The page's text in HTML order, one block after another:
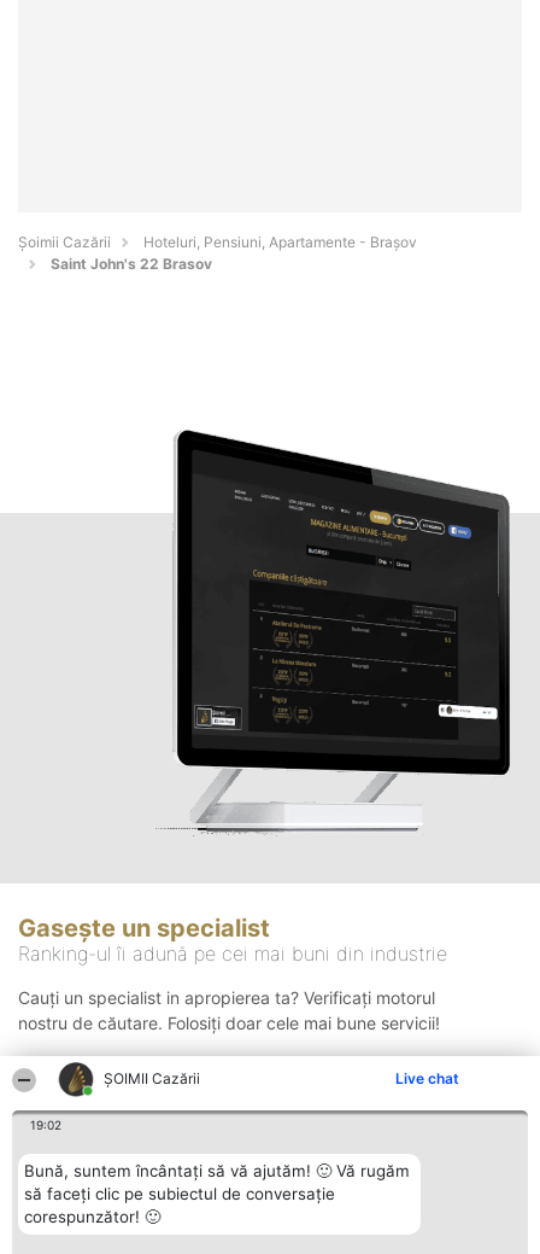
ȘOIMII Cazării Live chat
19:02
Bună, suntem încântați să vă ajutăm! 🙂 Vă rugăm
să faceți clic pe subiectul de conversație
corespunzător! 🙂
Șoimii Cazării
Hoteluri, Pensiuni, Apartamente - Braşov
Saint John's 22 Brasov
Gasește un specialist
Ranking-ul îi adună pe cei mai buni din industrie
Cauți un specialist in apropierea ta? Verificați motorul
nostru de căutare. Folosiți doar cele mai bune servicii!